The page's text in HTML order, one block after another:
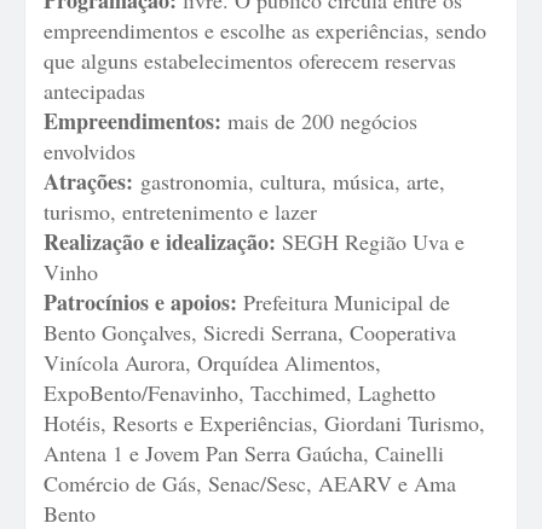
empreendimentos e escolhe as experiências, sendo
que alguns estabelecimentos oferecem reservas
antecipadas
Empreendimentos: mais de 200 negócios
envolvidos
Atrações: gastronomia, cultura, música, arte,
turismo, entretenimento e lazer
Realização e idealização: SEGH Região Uva e
Vinho
Patrocínios e apoios: Prefeitura Municipal de
Bento Gonçalves, Sicredi Serrana, Cooperativa
Vinícola Aurora, Orquídea Alimentos,
ExpoBento/Fenavinho, Tacchimed, Laghetto
Hotéis, Resorts e Experiências, Giordani Turismo,
Antena 1 e Jovem Pan Serra Gaúcha, Cainelli
Comércio de Gás, Senac/Sesc, AEARV e Ama
Bento